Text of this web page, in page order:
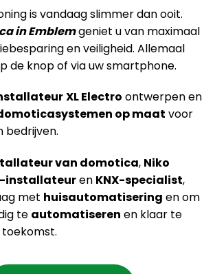
is vandaag slimmer dan ooit.
in Emblemgeniet u van maximaal
en veiligheid. Allemaal
de knop of via uw smartphone.
XL Electro ontwerpen en
op maat voor
bedrijven.
van domotica, Niko
installateuren KNX-specialist,
met huisautomatisering en om
te automatiseren en klaar te